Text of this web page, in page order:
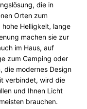
die in
Orten zum
Helligkeit, lange
machen sie zur
im Haus, auf
zum Camping oder
die modernes Design
verbindet, wird die
und Ihnen Licht
brauchen.